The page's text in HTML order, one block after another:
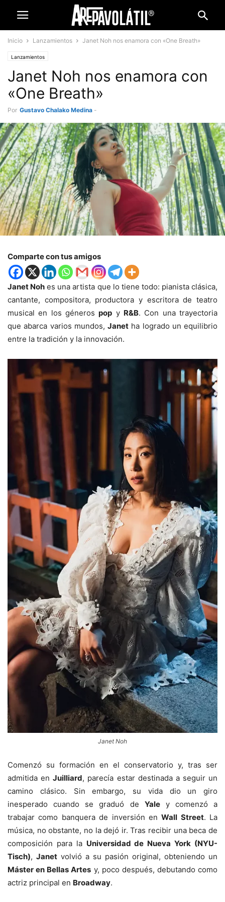
Inicio Lanzamientos Janet Noh nos enamora con «One Breath»
Lanzamientos
Janet Noh nos enamora con
«One Breath»
Por Gustavo Chalako Medina -
Comparte con tus amigos
Janet Noh es una artista que lo tiene todo: pianista clásica,
cantante, compositora, productora y escritora de teatro
musical en los génerospop y R&B. Con una trayectoria
que abarca varios mundos, Janet ha logrado un equilibrio
entre la tradición y la innovación.
Janet Noh
Comenzó su formación en el conservatorio y, tras ser
admitida enJuilliard, parecía estar destinada a seguir un
camino clásico. Sin embargo, su vida dio un giro
inesperado cuando se graduó de Yaley comenzó a
trabajar como banquera de inversión enWall Street. La
música, no obstante, no la dejó ir. Tras recibir una beca de
composición para la Universidad de Nueva York (NYU-
Tisch), Janet volvió a su pasión original, obteniendo un
Máster en Bellas Artes y, poco después, debutando como
actriz principal en Broadway.